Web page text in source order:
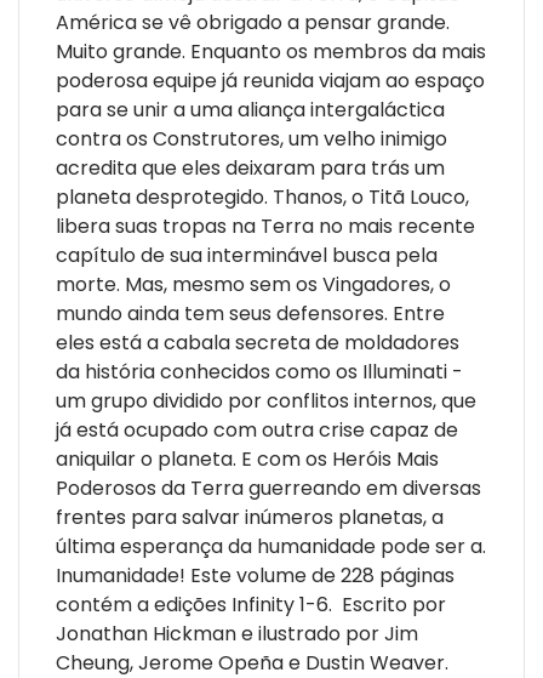
América se vê obrigado a pensar grande.
Muito grande. Enquanto os membros da mais
poderosa equipe já reunida viajam ao espaço
para se unir a uma aliança intergaláctica
contra os Construtores, um velho inimigo
acredita que eles deixaram para trás um
planeta desprotegido. Thanos, o Titã Louco,
libera suas tropas na Terra no mais recente
capítulo de sua interminável busca pela
morte. Mas, mesmo sem os Vingadores, o
mundo ainda tem seus defensores. Entre
eles está a cabala secreta de moldadores
da história conhecidos como os Illuminati -
um grupo dividido por conflitos internos, que
já está ocupado com outra crise capaz de
aniquilar o planeta. E com os Heróis Mais
Poderosos da Terra guerreando em diversas
frentes para salvar inúmeros planetas, a
última esperança da humanidade pode ser a.
Inumanidade! Este volume de 228 páginas
contém a edições Infinity 1-6. Escrito por
Jonathan Hickman e ilustrado por Jim
Cheung, Jerome Opeña e Dustin Weaver.